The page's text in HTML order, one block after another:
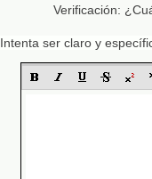
Verificación:
Intenta ser claro y